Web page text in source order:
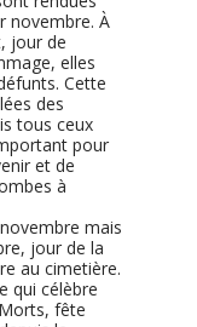
novembre. À
jour de
elles
Cette
des
tous ceux
pour
et de
à
mais
jour de la
au cimetière.
qui célèbre
fête